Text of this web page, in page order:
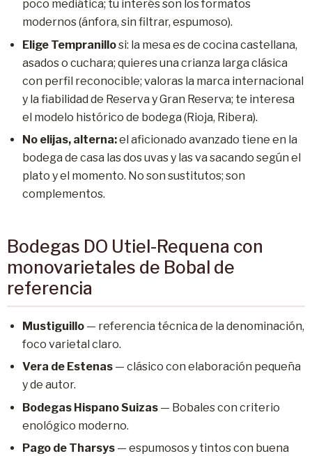
poco mediática; tu interés son los formatos
modernos (ánfora, sin filtrar, espumoso).
Elige Tempranillosi: la mesa es de cocina castellana,
asados o cuchara; quieres una crianza larga clásica
con perfil reconocible; valoras la marca internacional
y la fiabilidad de Reserva y Gran Reserva; te interesa
el modelo histórico de bodega (Rioja, Ribera).
No elijas, alterna:el aficionado avanzado tiene en la
bodega de casa las dos uvas y las va sacando según el
plato y el momento. No son sustitutos; son
complementos.
Bodegas DO Utiel-Requena con
monovarietales de Bobal de
referencia
Mustiguillo — referencia técnica de la denominación,
foco varietal claro.
Vera de Estenas — clásico con elaboración pequeña
y de autor.
Bodegas Hispano Suizas — Bobales con criterio
enológico moderno.
Pago de Tharsys — espumosos y tintos con buena